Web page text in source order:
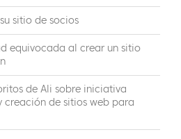
su sitio de socios
equivocada al crear un sitio
de Ali sobre iniciativa
creación de sitios web para